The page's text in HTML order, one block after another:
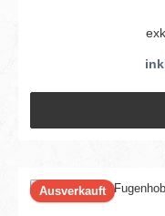
Ausverkauft